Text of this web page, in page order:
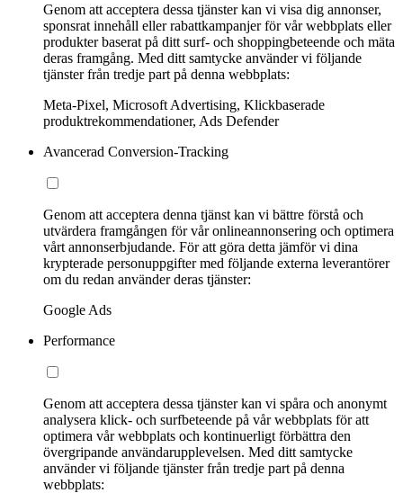
Genom att acceptera dessa tjänster kan vi visa dig annonser,
sponsrat innehåll eller rabattkampanjer för vår webbplats eller
produkter baserat på ditt surf- och shoppingbeteende och mäta
deras framgång. Med ditt samtycke använder vi följande
tjänster från tredje part på denna webbplats:
Meta-Pixel, Microsoft Advertising, Klickbaserade
produktrekommendationer, Ads Defender
Avancerad Conversion-Tracking
Genom att acceptera denna tjänst kan vi bättre förstå och
utvärdera framgången för vår onlineannonsering och optimera
vårt annonserbjudande. För att göra detta jämför vi dina
krypterade personuppgifter med följande externa leverantörer
om du redan använder deras tjänster:
Google Ads
Performance
Genom att acceptera dessa tjänster kan vi spåra och anonymt
analysera klick- och surfbeteende på vår webbplats för att
optimera vår webbplats och kontinuerligt förbättra den
övergripande användarupplevelsen. Med ditt samtycke
använder vi följande tjänster från tredje part på denna
webbplats: